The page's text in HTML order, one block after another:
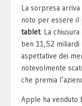
La sorpresa
noto per essere il
tablet. La
ben 11,52 miliardi
aspettative dei
notevolmente
che premia
Apple ha venduto